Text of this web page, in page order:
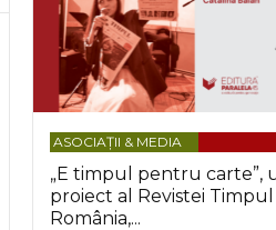
ASOCIAȚII & MEDIA
„E timpul pentru carte”,
proiect al Revistei
România,...